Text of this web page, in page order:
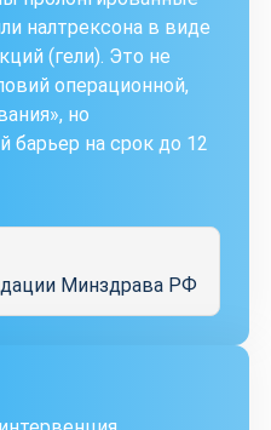
налтрексона в виде
(гели). Это не
операционной,
но
барьер на срок до 12
Минздрава РФ